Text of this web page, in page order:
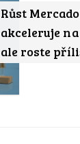
Růst
akceleruje
ale roste